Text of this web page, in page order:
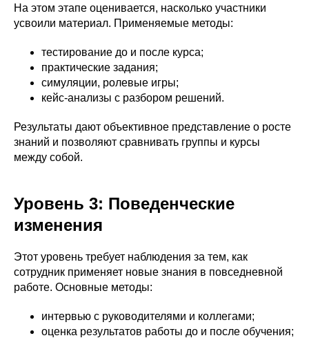
На этом этапе оценивается, насколько участники
усвоили материал. Применяемые методы:
тестирование до и после курса;
практические задания;
симуляции, ролевые игры;
кейс-анализы с разбором решений.
Результаты дают объективное представление о росте
знаний и позволяют сравнивать группы и курсы
между собой.
Уровень 3: Поведенческие
изменения
Этот уровень требует наблюдения за тем, как
сотрудник применяет новые знания в повседневной
работе. Основные методы:
интервью с руководителями и коллегами;
оценка результатов работы до и после обучения;